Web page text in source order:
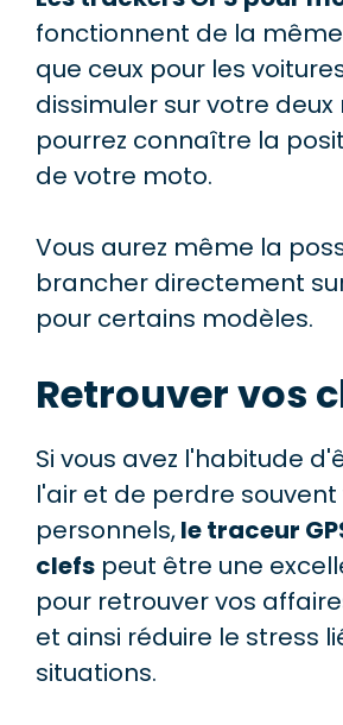
fonctionnent de la
que ceux pour les
dissimuler sur votre deux
pourrez connaître la
de votre moto.
Vous aurez même la
brancher directement
pour certains modèles.
Retrouver vos
Si vous avez l'habitude
l'air et de perdre
personnels,le traceur
clefs peut être une
pour retrouver vos
et ainsi réduire le stress
situations.